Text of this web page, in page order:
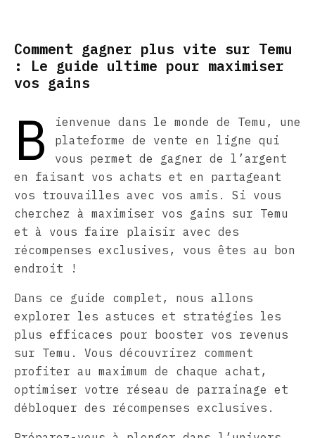
Comment gagner plus vite sur Temu
: Le guide ultime pour maximiser
vos gains
B
ienvenue dans le monde de Temu, une
plateforme de vente en ligne qui
vous permet de gagner de l’argent
en faisant vos achats et en partageant
vos trouvailles avec vos amis. Si vous
cherchez à maximiser vos gains sur Temu
et à vous faire plaisir avec des
récompenses exclusives, vous êtes au bon
endroit !
Dans ce guide complet, nous allons
explorer les astuces et stratégies les
plus efficaces pour booster vos revenus
sur Temu. Vous découvrirez comment
profiter au maximum de chaque achat,
optimiser votre réseau de parrainage et
débloquer des récompenses exclusives.